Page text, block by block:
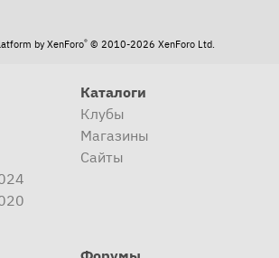
by XenForo® © 2010-2026 XenForo Ltd.
Каталоги
Клубы
Магазины
Сайты